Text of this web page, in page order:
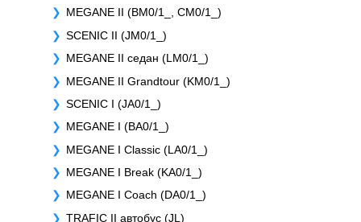
MEGANE II (BM0/1_, CM0/1_)
SCENIC II (JM0/1_)
MEGANE II седан (LM0/1_)
MEGANE II Grandtour (KM0/1_)
SCENIC I (JA0/1_)
MEGANE I (BA0/1_)
MEGANE I Classic (LA0/1_)
MEGANE I Break (KA0/1_)
MEGANE I Coach (DA0/1_)
TRAFIC II автобус (JL)